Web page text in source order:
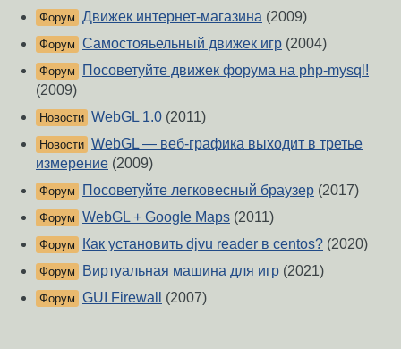
Форум Движек интернет-магазина (2009)
Форум Самостояьельный движек игр (2004)
Форум
Посоветуйте движек форума на php-mysql!
(2009)
Новости WebGL 1.0 (2011)
Новости WebGL — веб-графика выходит в третье
измерение (2009)
Форум Посоветуйте легковесный браузер (2017)
Форум WebGL + Google Maps (2011)
Форум Как установить djvu reader в centos? (2020)
Форум Виртуальная машина для игр (2021)
Форум GUI Firewall (2007)